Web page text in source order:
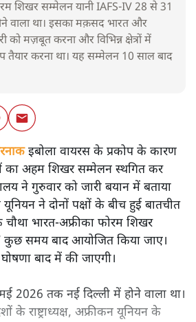
शिखर सम्मेलन यानी IAFS-IV 28 से 31
वाला था। इसका मक़सद भारत और
को मज़बूत करना और विभिन्न क्षेत्रों में
तैयार करना था। यह सम्मेलन 10 साल बाद
इबोला वायरस के प्रकोप के कारण
का अहम शिखर सम्मेलन स्थगित कर
ने गुरुवार को जारी बयान में बताया
ने दोनों पक्षों के बीच हुई बातचीत
भारत-अफ्रीका फोरम शिखर
कुछ समय बाद आयोजित किया जाए।
बाद में की जाएगी।
2026 तक नई दिल्ली में होने वाला था।
राष्ट्राध्यक्ष, अफ्रीकन यूनियन के